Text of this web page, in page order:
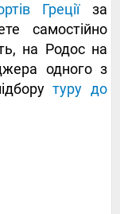
Греціїза
самостійно
на Родос на
одного з
туру до